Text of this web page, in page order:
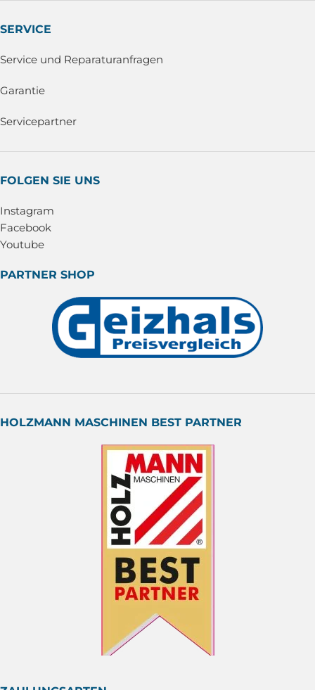
SERVICE
Service und Reparaturanfragen
Garantie
Servicepartner
FOLGEN SIE UNS
Instagram
Facebook
Youtube
PARTNER SHOP
HOLZMANN MASCHINEN BEST PARTNER